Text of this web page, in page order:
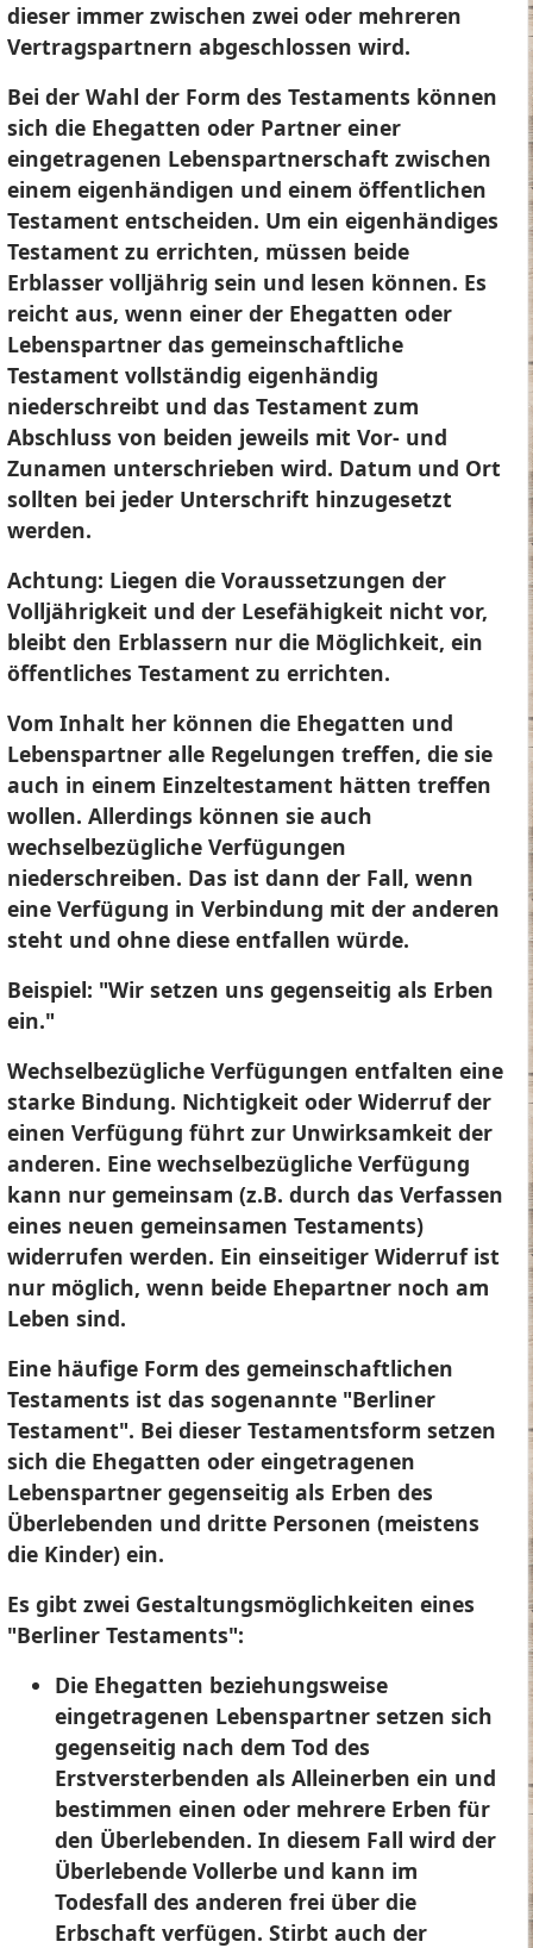
dieser immer zwischen zwei oder mehreren
Vertragspartnern abgeschlossen wird.
Bei der Wahl der Form des Testaments können
sich die Ehegatten oder Partner einer
eingetragenen Lebenspartnerschaft zwischen
einem eigenhändigen und einem öffentlichen
Testament entscheiden. Um ein eigenhändiges
Testament zu errichten, müssen beide
Erblasser volljährig sein und lesen können. Es
reicht aus, wenn einer der Ehegatten oder
Lebenspartner das gemeinschaftliche
Testament vollständig eigenhändig
niederschreibt und das Testament zum
Abschluss von beiden jeweils mit Vor- und
Zunamen unterschrieben wird. Datum und Ort
sollten bei jeder Unterschrift hinzugesetzt
werden.
Achtung: Liegen die Voraussetzungen der
Volljährigkeit und der Lesefähigkeit nicht vor,
bleibt den Erblassern nur die Möglichkeit, ein
öffentliches Testament zu errichten.
Vom Inhalt her können die Ehegatten und
Lebenspartner alle Regelungen treffen, die sie
auch in einem Einzeltestament hätten treffen
wollen. Allerdings können sie auch
wechselbezügliche Verfügungen
niederschreiben. Das ist dann der Fall, wenn
eine Verfügung in Verbindung mit der anderen
steht und ohne diese entfallen würde.
Beispiel: "Wir setzen uns gegenseitig als Erben
ein."
Wechselbezügliche Verfügungen entfalten eine
starke Bindung. Nichtigkeit oder Widerruf der
einen Verfügung führt zur Unwirksamkeit der
anderen. Eine wechselbezügliche Verfügung
kann nur gemeinsam (z.B. durch das Verfassen
eines neuen gemeinsamen Testaments)
widerrufen werden. Ein einseitiger Widerruf ist
nur möglich, wenn beide Ehepartner noch am
Leben sind.
Eine häufige Form des gemeinschaftlichen
Testaments ist das sogenannte "Berliner
Testament". Bei dieser Testamentsform setzen
sich die Ehegatten oder eingetragenen
Lebenspartner gegenseitig als Erben des
Überlebenden und dritte Personen (meistens
die Kinder) ein.
Es gibt zwei Gestaltungsmöglichkeiten eines
"Berliner Testaments":
Die Ehegatten beziehungsweise
eingetragenen Lebenspartner setzen sich
gegenseitig nach dem Tod des
Erstversterbenden als Alleinerben ein und
bestimmen einen oder mehrere Erben für
den Überlebenden. In diesem Fall wird der
Überlebende Vollerbe und kann im
Todesfall des anderen frei über die
Erbschaft verfügen. Stirbt auch der